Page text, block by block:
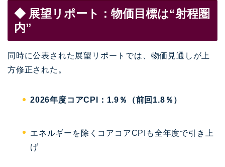
◆ 展望リポート：物価目標は“射程圏
内”
同時に公表された展望リポートでは、物価見通しが上
方修正された。
2026年度コアCPI：1.9％（前回1.8％）
エネルギーを除くコアコアCPIも全年度で引き上
げ